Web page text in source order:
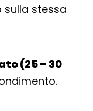
sulla stessa
(25 – 30